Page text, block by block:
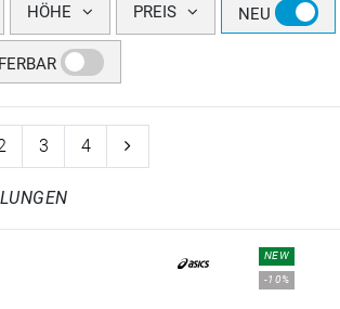
HÖHE PREIS NEU
3 4
NEW
-10%